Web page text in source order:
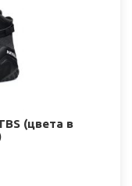
(цвета в